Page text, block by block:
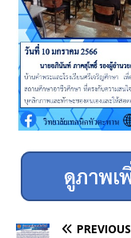
PREVIOUS